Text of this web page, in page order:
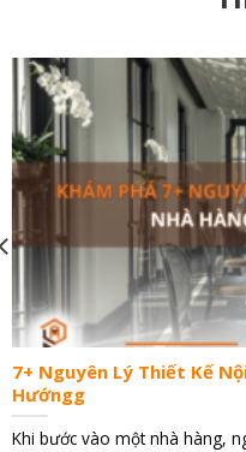
7+ Nguyên Lý Thiết Kế
Hướngg